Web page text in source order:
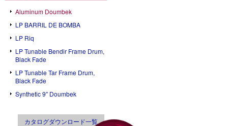
Aluminum Doumbek
LP BARRIL DE BOMBA
LP Riq
LP Tunable Bendir Frame Drum,
Black Fade
LP Tunable Tar Frame Drum,
Black Fade
Synthetic 9″ Doumbek
カタログダウンロード一覧